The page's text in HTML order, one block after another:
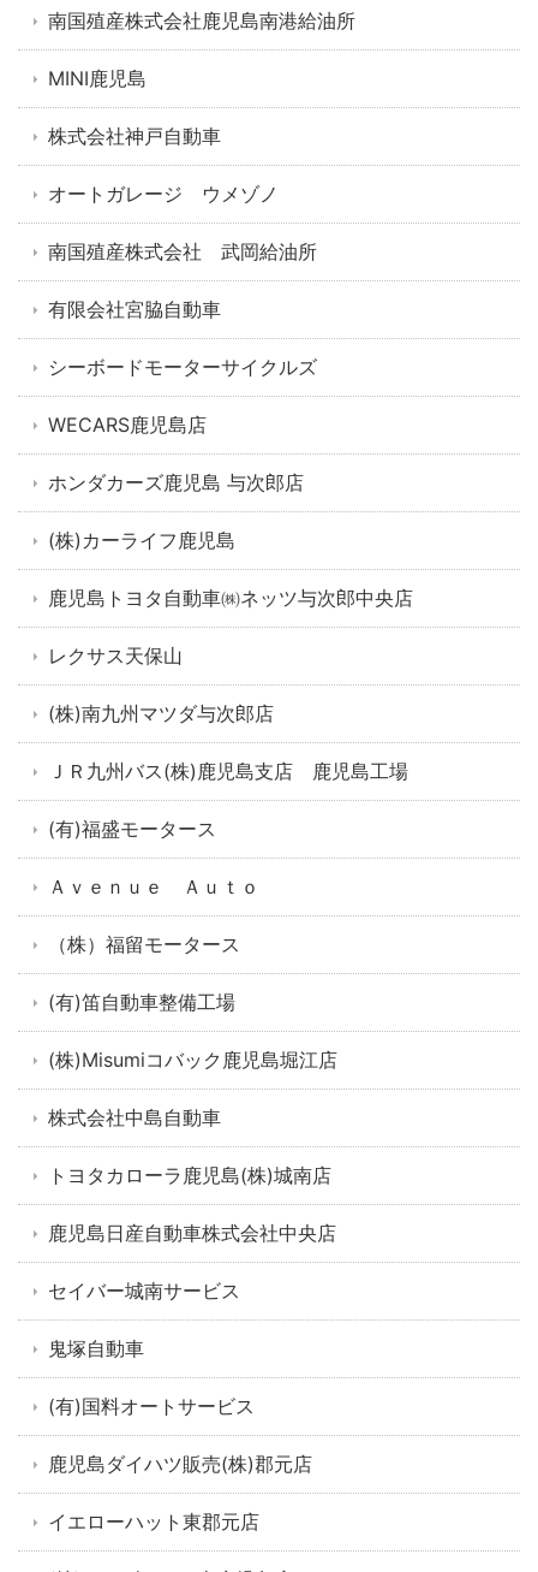
南国殖産株式会社鹿児島南港給油所
MINI鹿児島
株式会社神戸自動車
オートガレージ ウメゾノ
南国殖産株式会社 武岡給油所
有限会社宮脇自動車
シーボードモーターサイクルズ
WECARS鹿児島店
ホンダカーズ鹿児島 与次郎店
(株)カーライフ鹿児島
鹿児島トヨタ自動車㈱ネッツ与次郎中央店
レクサス天保山
(株)南九州マツダ与次郎店
ＪＲ九州バス(株)鹿児島支店 鹿児島工場
(有)福盛モータース
Ａｖｅｎｕｅ Ａｕｔｏ
（株）福留モータース
(有)笛自動車整備工場
(株)Misumiコバック鹿児島堀江店
株式会社中島自動車
トヨタカローラ鹿児島(株)城南店
鹿児島日産自動車株式会社中央店
セイバー城南サービス
鬼塚自動車
(有)国料オートサービス
鹿児島ダイハツ販売(株)郡元店
イエローハット東郡元店